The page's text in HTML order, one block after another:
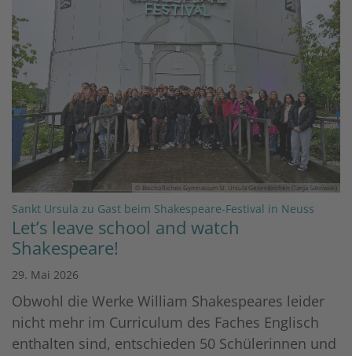
© Bischöfliches Gymnasium St. Ursula Geilenkirchen (Tanja Sakowski)
Sankt Ursula zu Gast beim Shakespeare-Festival in Neuss
Let’s leave school and watch
Shakespeare!
29. Mai 2026
Obwohl die Werke William Shakespeares leider
nicht mehr im Curriculum des Faches Englisch
enthalten sind, entschieden 50 Schülerinnen und